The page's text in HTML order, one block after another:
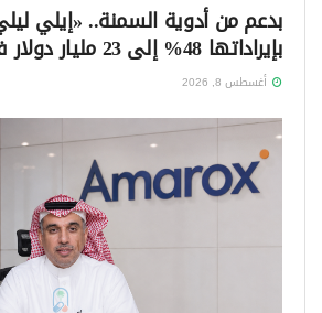
بدعم من أدوية السمنة.. «إيلي
بإيراداتها 48% إلى 23 مليار دولار في الربع الثاني
أغسطس 8, 2026